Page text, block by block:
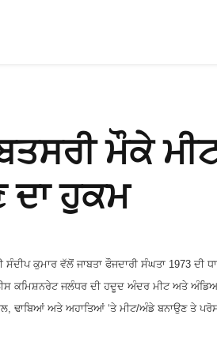
ਮੌਕੇ
ਦਾ ਹੁਕਮ
ਕੁਮਾਰ ਵੱਲੋਂ ਜਾਬਤਾ ਫੌਜਦਾਰੀ ਸੰਘਤਾ 1973 ਦੀ
ਕਮਿਸ਼ਨਰੇਟ ਜਲੰਧਰ ਦੀ ਹਦੂਦ ਅੰਦਰ ਮੀਟ ਅਤੇ
, ਢਾਬਿਆਂ ਅਤੇ ਅਹਾਤਿਆਂ ‘ਤੇ ਮੀਟ/ਅੰਡੇ ਬਨਾਉਣ ਤੇ